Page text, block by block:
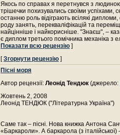
Якось по справах я перетнувся з
трішечки похизувались своїми успіхами,
останню роль відіграють всілякі
роду занять, перекваліфікацій та
найцінніше і найкорисніше. "Знаєш", –
є диплом третього помічника механіка з
Показати всю рецензію ]
[Згорнути рецензію ]
Пісні моря
Автор рецензії: Леонід Тендюк (джерело:
Жовтень 2, 2008
Леонід ТЕНДЮК ("Літературна Україна")
Саме так – пісні. Нова книжка Антона
«Баркароли». А баркарола (з італійської)